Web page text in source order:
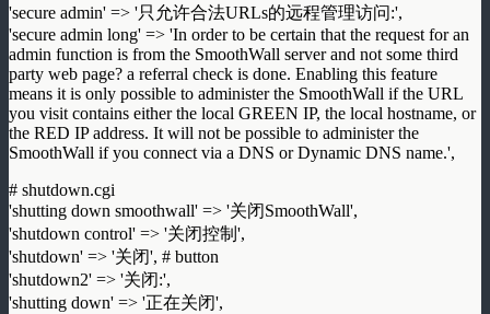
'secure admin' => '只允许合法URLs的远程管理访问:',
'secure admin long' => 'In order to be certain that the request for an
admin function is from the SmoothWall server and not some third
party web page? a referral check is done. Enabling this feature
means it is only possible to administer the SmoothWall if the URL
you visit contains either the local GREEN IP, the local hostname, or
the RED IP address. It will not be possible to administer the
SmoothWall if you connect via a DNS or Dynamic DNS name.',
# shutdown.cgi
'shutting down smoothwall' => '关闭SmoothWall',
'shutdown control' => '关闭控制',
'shutdown' => '关闭', # button
'shutdown2' => '关闭:',
'shutting down' => '正在关闭',